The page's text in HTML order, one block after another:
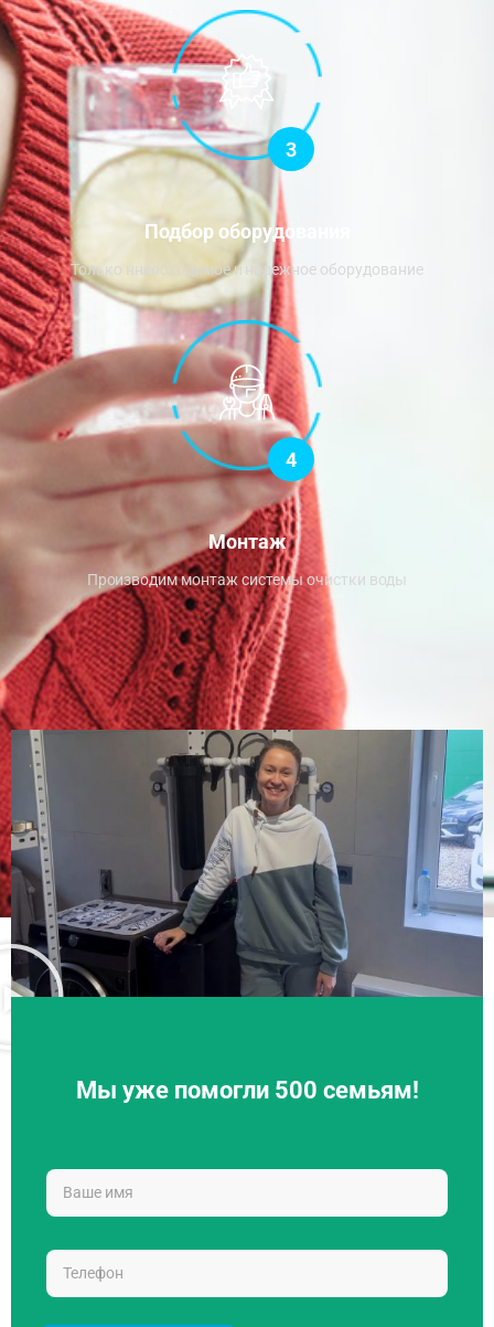
3
Подбор оборудования
Только ннеобходимое и надежное оборудование
4
Монтаж
Производим монтаж системы очистки воды
Мы уже помогли 500 семьям!